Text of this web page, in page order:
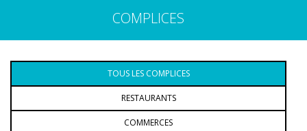
COMPLICES
TOUS LES COMPLICES
RESTAURANTS
COMMERCES